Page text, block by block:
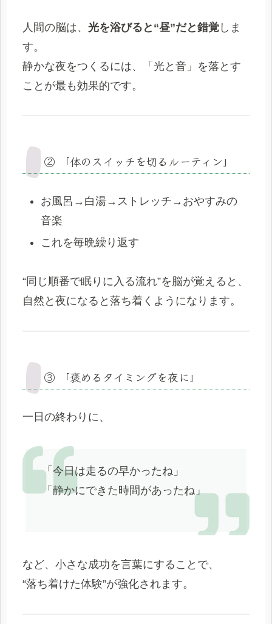
人間の脳は、 光を浴びると“昼”だと錯覚 しま
す。
静かな夜をつくるには、「光と音」を落とす
ことが最も効果的です。
② 「体のスイッチを切るルーティン」
お風呂→白湯→ストレッチ→おやすみの
音楽
これを毎晩繰り返す
“同じ順番で眠りに入る流れ”を脳が覚えると、
自然と夜になると落ち着くようになります。
③ 「褒めるタイミングを夜に」
一日の終わりに、
「今日は走るの早かったね」
「静かにできた時間があったね」
など、小さな成功を言葉にすることで、
“落ち着けた体験”が強化されます。